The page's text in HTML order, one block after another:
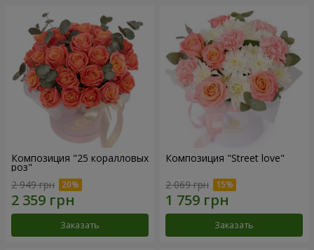
Композиция "25 коралловых
роз"
2 949 грн
Заказать
Композиция "Street love"
2 069 грн
Заказать